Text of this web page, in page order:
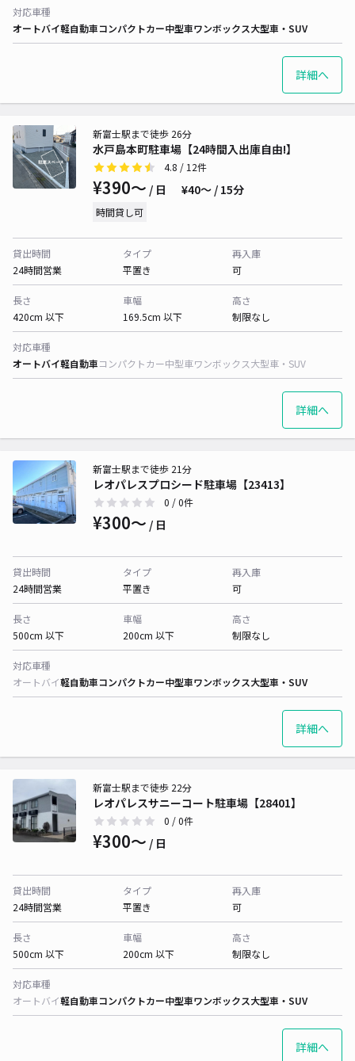
対応車種
オートバイ軽自動車コンパクトカー中型車ワンボックス大型車・SUV
詳細へ
水戸島本町駐車場【24時間入出庫自由!】
新富士駅まで徒歩 26分
4.8 / 12件
¥390〜 / 日 ¥40〜 / 15分
時間貸し可
貸出時間
24時間営業
タイプ
平置き
再入庫
可
長さ
420cm 以下
車幅
169.5cm 以下
高さ
制限なし
対応車種
オートバイ軽自動車コンパクトカー中型車ワンボックス大型車・SUV
詳細へ
レオパレスプロシード駐車場【23413】
新富士駅まで徒歩 21分
0 / 0件
¥300〜 / 日
貸出時間
24時間営業
タイプ
平置き
再入庫
可
長さ
500cm 以下
車幅
200cm 以下
高さ
制限なし
対応車種
オートバイ軽自動車コンパクトカー中型車ワンボックス大型車・SUV
詳細へ
レオパレスサニーコート駐車場【28401】
新富士駅まで徒歩 22分
0 / 0件
¥300〜 / 日
貸出時間
24時間営業
タイプ
平置き
再入庫
可
長さ
500cm 以下
車幅
200cm 以下
高さ
制限なし
対応車種
オートバイ軽自動車コンパクトカー中型車ワンボックス大型車・SUV
詳細へ